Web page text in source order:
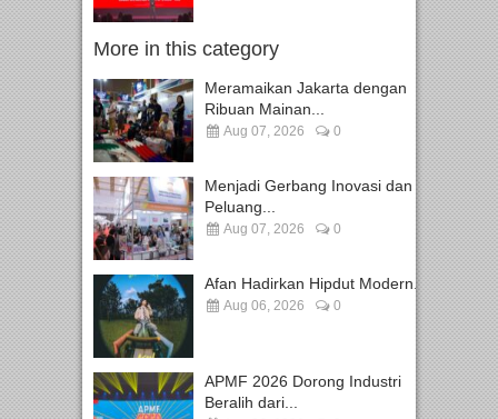
More in this category
Meramaikan Jakarta dengan
Ribuan Mainan...
Aug 07, 2026 0
Menjadi Gerbang Inovasi dan
Peluang...
Aug 07, 2026 0
Afan Hadirkan Hipdut Modern...
Aug 06, 2026 0
APMF 2026 Dorong Industri
Beralih dari...